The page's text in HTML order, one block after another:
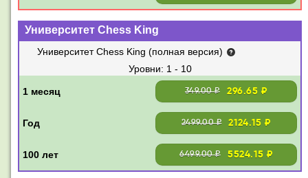
Университет Chess King
Университет Chess King (полная версия)
1 - 10
349.00 ₽ 296.65 ₽
2499.00 ₽ 2124.15 ₽
6499.00 ₽ 5524.15 ₽